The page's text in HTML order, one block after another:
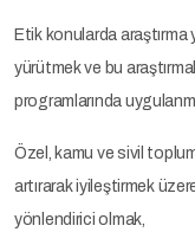
Etik konularda araştırma
yürütmek ve bu
programlarında
Özel, kamu ve sivil toplum
artırarak iyileştirmek
yönlendirici olmak,